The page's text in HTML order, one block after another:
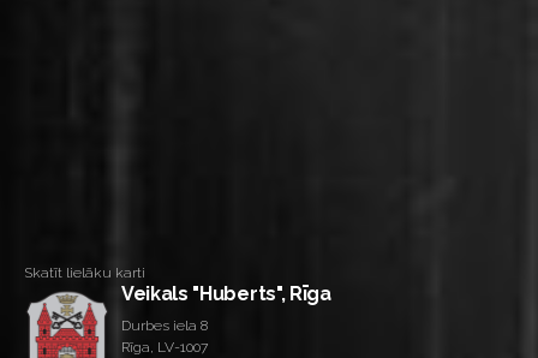
Skatīt lielāku karti
Veikals "Huberts", Rīga
Durbes iela 8
Rīga, LV-1007